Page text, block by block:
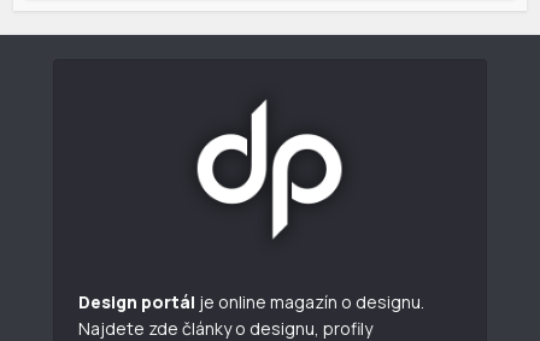
Design portál je online magazín o designu.
Najdete zde články o designu, profily